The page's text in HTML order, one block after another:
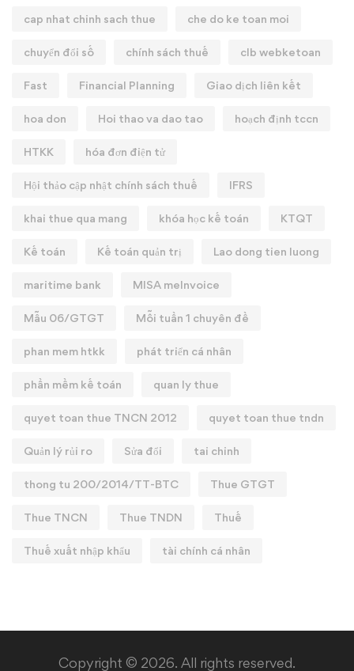
cap nhat chinh sach thue che do ke toan moi
chuyển đổi số chính sách thuế clb webketoan
Fast Financial Planning Giao dịch liên kết
hoa don Hoi thao va dao tao hoạch định tccn
HTKK hóa đơn điện tử
Hội thảo cập nhật chính sách thuế IFRS
khai thue qua mang khóa học kế toán KTQT
Kế toán Kế toán quản trị Lao dong tien luong
maritime bank MISA meInvoice
Mẫu 06/GTGT Mỗi tuần 1 chuyên đề
phan mem htkk phát triển cá nhân
phần mềm kế toán quan ly thue
quyet toan thue TNCN 2012 quyet toan thue tndn
Quản lý rủi ro Sửa đổi tai chinh
thong tu 200/2014/TT-BTC Thue GTGT
Thue TNCN Thue TNDN Thuế
Thuế xuất nhập khẩu tài chính cá nhân
Copyright © 2026. All rights reserved.